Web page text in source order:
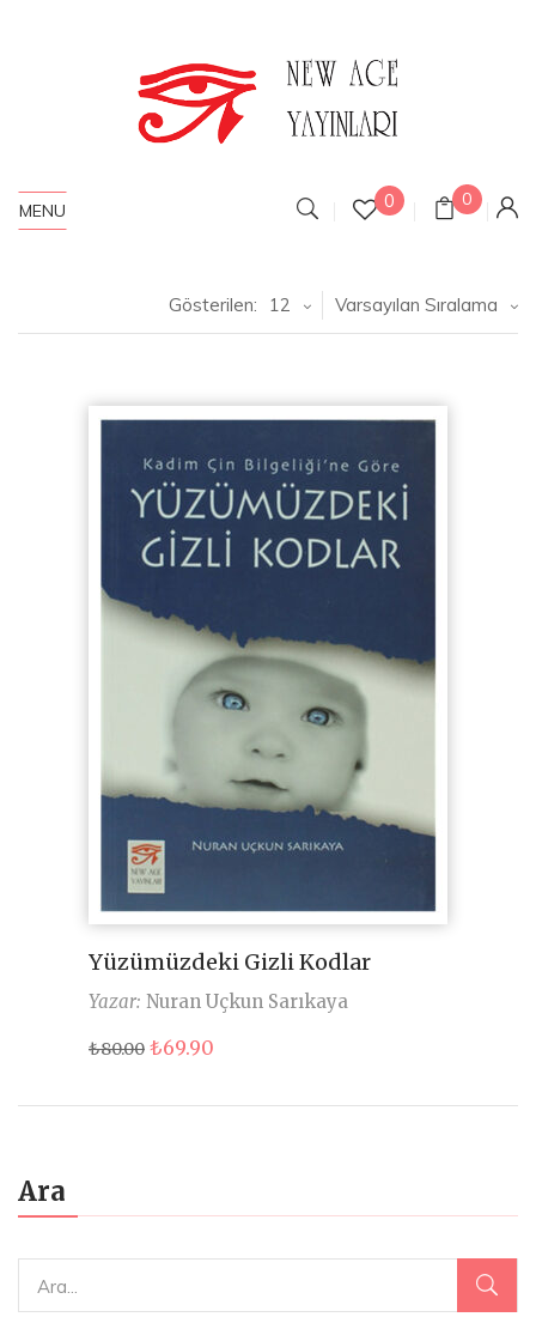
MENU 0 0
Ara
Varsayılan Sıralama
Gösterilen: 12
Yüzümüzdeki Gizli Kodlar
Yazar: Nuran Uçkun Sarıkaya
₺80.00 Orijinal
₺69.90
₺69.90.